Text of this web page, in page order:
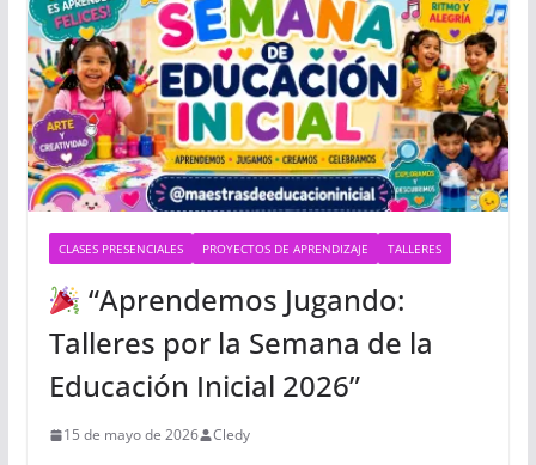
CLASES PRESENCIALES PROYECTOS DE APRENDIZAJE TALLERES
“Aprendemos Jugando:
Talleres por la Semana de la
Educación Inicial 2026”
15 de mayo de 2026 Cledy